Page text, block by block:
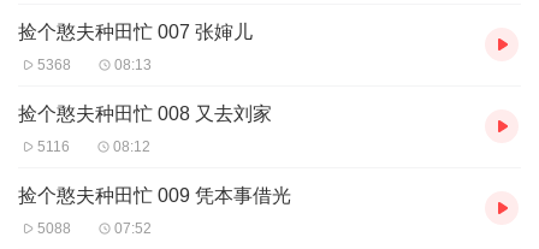
捡个憨夫种田忙 007 张婶儿
5368 08:13
捡个憨夫种田忙 008 又去刘家
5116 08:12
捡个憨夫种田忙 009 凭本事借光
5088 07:52